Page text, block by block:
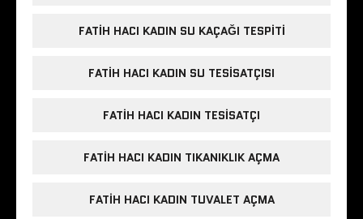
FATIH HACI KADIN SU KAÇAĞI TESPITI
FATIH HACI KADIN SU TESISATÇISI
FATIH HACI KADIN TESISATÇI
FATIH HACI KADIN TIKANIKLIK AÇMA
FATIH HACI KADIN TUVALET AÇMA